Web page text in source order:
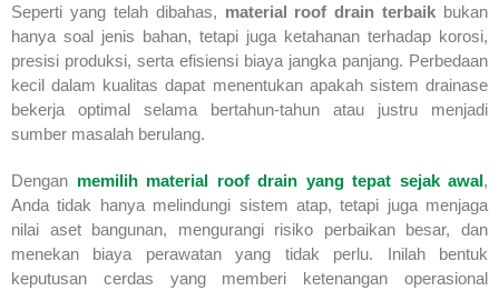
Seperti yang telah dibahas, material roof drain terbaik bukan
hanya soal jenis bahan, tetapi juga ketahanan terhadap korosi,
presisi produksi, serta efisiensi biaya jangka panjang. Perbedaan
kecil dalam kualitas dapat menentukan apakah sistem drainase
bekerja optimal selama bertahun-tahun atau justru menjadi
sumber masalah berulang.
Dengan memilih material roof drain yang tepat sejak awal,
Anda tidak hanya melindungi sistem atap, tetapi juga menjaga
nilai aset bangunan, mengurangi risiko perbaikan besar, dan
menekan biaya perawatan yang tidak perlu. Inilah bentuk
keputusan cerdas yang memberi ketenangan operasional